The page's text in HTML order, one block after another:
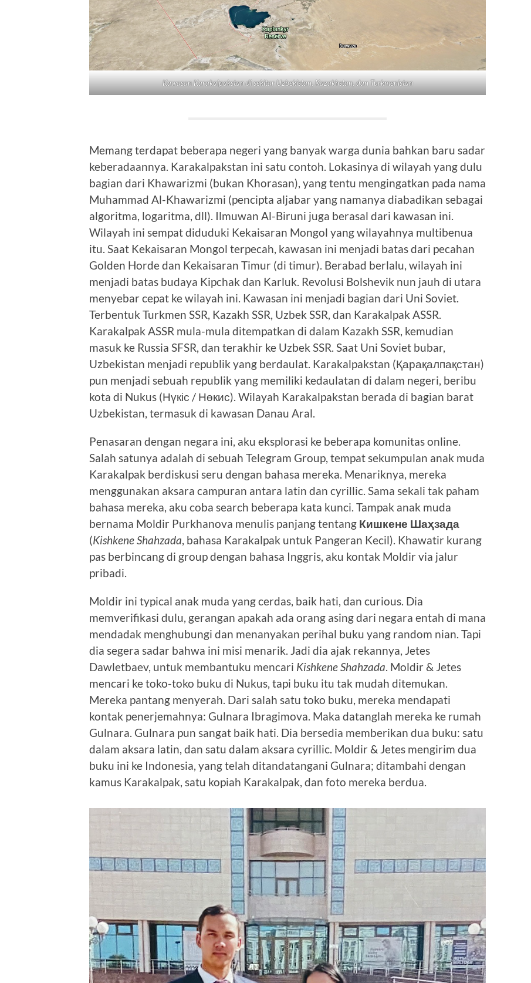
Kawasan Karakalpakstandi sekitar Uzbekistan, Kazakhstan, dan Turkmenistan
Memang terdapat beberapa negeri yang banyak warga dunia bahkan baru sadar
keberadaannya. Karakalpakstan ini satu contoh. Lokasinya di wilayah yang dulu
bagian dari Khawarizmi (bukan Khorasan), yang tentu mengingatkan pada nama
Muhammad Al-Khawarizmi (pencipta aljabar yang namanya diabadikan sebagai
algoritma, logaritma, dll). Ilmuwan Al-Biruni juga berasal dari kawasan ini.
Wilayah ini sempat diduduki Kekaisaran Mongol yang wilayahnya multibenua
itu. Saat Kekaisaran Mongol terpecah, kawasan ini menjadi batas dari pecahan
Golden Horde dan Kekaisaran Timur (di timur). Berabad berlalu, wilayah ini
menjadi batas budaya Kipchak dan Karluk. Revolusi Bolshevik nun jauh di utara
menyebar cepat ke wilayah ini. Kawasan ini menjadi bagian dari Uni Soviet.
Terbentuk Turkmen SSR, Kazakh SSR, Uzbek SSR, dan Karakalpak ASSR.
Karakalpak ASSR mula-mula ditempatkan di dalam Kazakh SSR, kemudian
masuk ke Russia SFSR, dan terakhir ke Uzbek SSR. Saat Uni Soviet bubar,
Uzbekistan menjadi republik yang berdaulat. Karakalpakstan (Қарақалпақстан)
pun menjadi sebuah republik yang memiliki kedaulatan di dalam negeri, beribu
kota di Nukus (Нүкіс / Нөкис). Wilayah Karakalpakstan berada di bagian barat
Uzbekistan, termasuk di kawasan Danau Aral.
Penasaran dengan negara ini, aku eksplorasi ke beberapa komunitas online.
Salah satunya adalah di sebuah Telegram Group, tempat sekumpulan anak muda
Karakalpak berdiskusi seru dengan bahasa mereka. Menariknya, mereka
menggunakan aksara campuran antara latin dan cyrillic. Sama sekali tak paham
bahasa mereka, aku coba search beberapa kata kunci. Tampak anak muda
bernama Moldir Purkhanova menulis panjang tentang Кишкене Шаҳзада
(Kishkene Shahzada, bahasa Karakalpak untuk Pangeran Kecil). Khawatir kurang
pas berbincang di group dengan bahasa Inggris, aku kontak Moldir via jalur
pribadi.
Moldir ini typical anak muda yang cerdas, baik hati, dan curious. Dia
memverifikasi dulu, gerangan apakah ada orang asing dari negara entah di mana
mendadak menghubungi dan menanyakan perihal buku yang random nian. Tapi
dia segera sadar bahwa ini misi menarik. Jadi dia ajak rekannya, Jetes
Dawletbaev, untuk membantuku mencari Kishkene Shahzada. Moldir & Jetes
mencari ke toko-toko buku di Nukus, tapi buku itu tak mudah ditemukan.
Mereka pantang menyerah. Dari salah satu toko buku, mereka mendapati
kontak penerjemahnya: Gulnara Ibragimova. Maka datanglah mereka ke rumah
Gulnara. Gulnara pun sangat baik hati. Dia bersedia memberikan dua buku: satu
dalam aksara latin, dan satu dalam aksara cyrillic. Moldir & Jetes mengirim dua
buku ini ke Indonesia, yang telah ditandatangani Gulnara; ditambahi dengan
kamus Karakalpak, satu kopiah Karakalpak, dan foto mereka berdua.